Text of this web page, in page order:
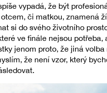
vypadá, že být
či matkou, znamená
si do svého životního
ve finále nejsou potřeba,
jenom proto, že jiná volba
že není vzor, který